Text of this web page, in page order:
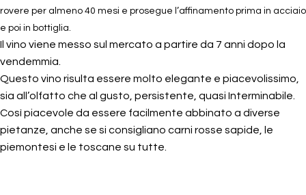
rovere per almeno 40 mesi e prosegue l’affinamento prima in acciaio
e poi in bottiglia.
Il vino viene messo sul mercato a partire da 7 anni dopo la
vendemmia.
Questo vino risulta essere molto elegante e piacevolissimo,
sia all’olfatto che al gusto, persistente, quasi Interminabile.
Così piacevole da essere facilmente abbinato a diverse
pietanze, anche se si consigliano carni rosse sapide, le
piemontesi e le toscane su tutte.